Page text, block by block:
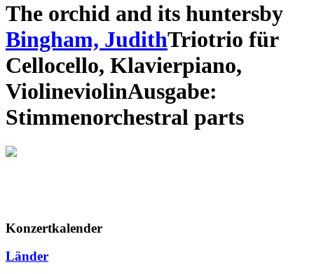
The orchid and its huntersby
Bingham, JudithTriotrio für
Cellocello, Klavierpiano,
ViolineviolinAusgabe:
Stimmenorchestral parts
Konzertkalender
Länder